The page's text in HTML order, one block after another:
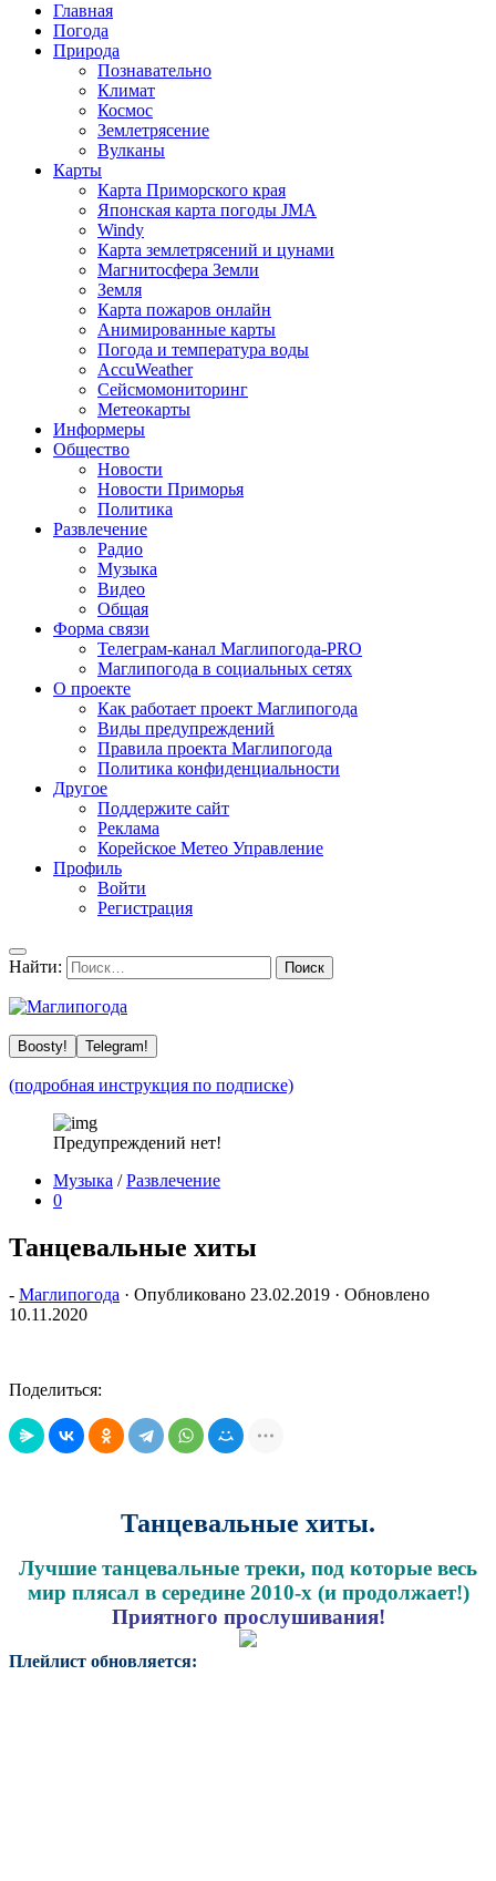
Главная
Погода
Природа
Познавательно
Климат
Космос
Землетрясение
Вулканы
Карты
Карта Приморского края
Японская карта погоды JMA
Windy
Карта землетрясений и цунами
Магнитосфера Земли
Земля
Карта пожаров онлайн
Анимированные карты
Погода и температура воды
AccuWeather
Сейсмомониторинг
Метеокарты
Информеры
Общество
Новости
Новости Приморья
Политика
Развлечение
Радио
Музыка
Видео
Общая
Форма связи
Телеграм-канал Маглипогода-PRO
Маглипогода в социальных сетях
О проекте
Как работает проект Маглипогода
Виды предупреждений
Правила проекта Маглипогода
Политика конфиденциальности
Другое
Поддержите сайт
Реклама
Корейское Метео Управление
Профиль
Войти
Регистрация
Найти:
Boosty! Telegram!
(подробная инструкция по подписке)
Предупреждений нет!
Музыка / Развлечение
0
Танцевальные хиты
- Маглипогода · Опубликовано 23.02.2019 · Обновлено
10.11.2020
Поделиться:
Танцевальные хиты.
Лучшие танцевальные треки, под которые весь
мир плясал в середине 2010-х (и продолжает!)
Приятного прослушивания!
Плейлист обновляется: